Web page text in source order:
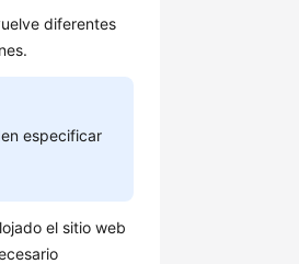
diferentes
especificar
el sitio web